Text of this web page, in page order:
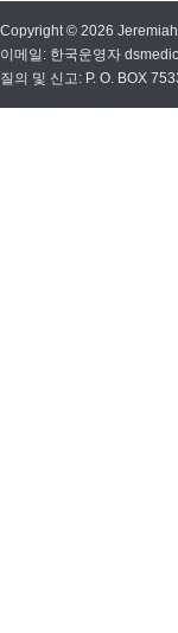
Copyright © 2026
이메일: 한국운영자
질의 및 신고: P. O. BOX